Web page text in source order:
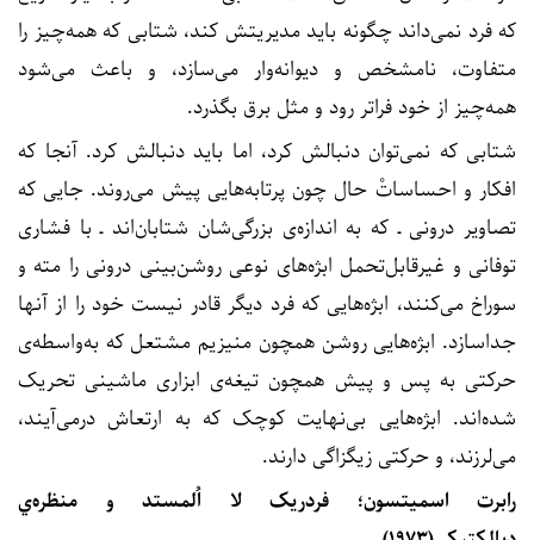
که فرد نمی‌داند چگونه باید مدیریتش کند، شتابی که همه‌چیز را
متفاوت، نامشخص و دیوانه‌وار می‌سازد، و باعث می‌شود
همه‌چیز از خود فراتر رود و مثل برق بگذرد.
شتابی که نمی‌توان دنبالش کرد، اما باید دنبالش کرد. آنجا که
افکار و احساساتْ حال چون پرتابه‌هایی پیش می‌روند. جایی که
تصاویر درونی ـ که به اندازه‌ی بزرگی‌شان شتابان‌اند ـ با فشاری
توفانی و غیرقابل‌تحمل ابژه‌های نوعی روشن‌بینی درونی را مته و
سوراخ می‌کنند، ابژه‌هایی که فرد دیگر قادر نیست خود را از آنها
جداسازد. ابژه‌هایی روشن همچون منیزیم مشتعل که به‌واسطه‌ی
حرکتی به پس و پیش همچون تیغه‌ی ابزاری ماشینی تحریک
شده‌اند. ابژه‌هایی بی‌نهایت کوچک که به ارتعاش درمی‌آیند،
می‌لرزند، و حرکتی زیگزاگی دارند.
رابرت اسميتسون؛ فردريک لا اُلمستد و منظره‌ي